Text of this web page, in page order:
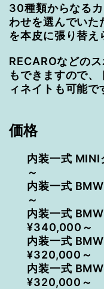
30種類からなる
わせを選んでいた
を本皮に張り替え
RECAROなどの
もできますので
ィネイトも可能で
価格
内装一式
～
内装一式
～
内装一式
¥340,000～
内装一式
¥320,000～
内装一式
¥320,000～